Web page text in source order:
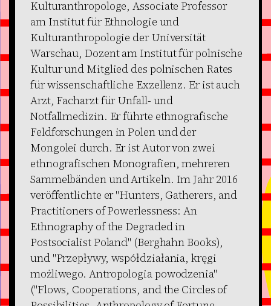
Kulturanthropologe, Associate Professor
am Institut für Ethnologie und
Kulturanthropologie der Universität
Warschau, Dozent am Institut für polnische
Kultur und Mitglied des polnischen Rates
für wissenschaftliche Exzellenz. Er ist auch
Arzt, Facharzt für Unfall- und
Notfallmedizin. Er führte ethnografische
Feldforschungen in Polen und der
Mongolei durch. Er ist Autor von zwei
ethnografischen Monografien, mehreren
Sammelbänden und Artikeln. Im Jahr 2016
veröffentlichte er "Hunters, Gatherers, and
Practitioners of Powerlessness: An
Ethnography of the Degraded in
Postsocialist Poland" (Berghahn Books),
und "Przepływy, współdziałania, kręgi
możliwego. Antropologia powodzenia"
("Flows, Cooperations, and the Circles of